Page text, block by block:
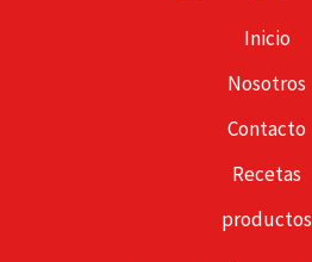
Inicio
Nosotros
Contacto
Recetas
productos